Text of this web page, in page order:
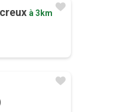
à 3km